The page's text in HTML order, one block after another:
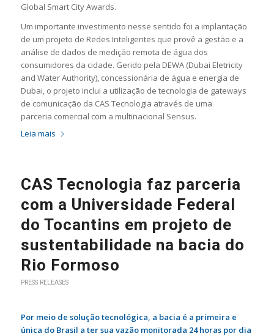
Global Smart City Awards.
Um importante investimento nesse sentido foi a implantação
de um projeto de Redes Inteligentes que provê a gestão e a
análise de dados de medição remota de água dos
consumidores da cidade. Gerido pela DEWA (Dubai Eletricity
and Water Authority), concessionária de água e energia de
Dubai, o projeto inclui a utilização de tecnologia de gateways
de comunicação da CAS Tecnologia através de uma
parceria comercial com a multinacional Sensus.
Leia mais
CAS Tecnologia faz parceria
com a Universidade Federal
do Tocantins em projeto de
sustentabilidade na bacia do
Rio Formoso
PRESS RELEASES
Por meio de solução tecnológica, a bacia é a primeira e
única do Brasil a ter sua vazão monitorada 24 horas por dia